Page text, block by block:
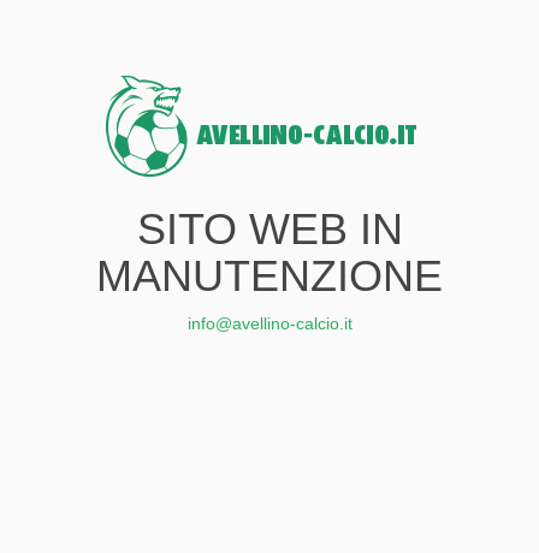
SITO WEB IN
MANUTENZIONE
info@avellino-calcio.it